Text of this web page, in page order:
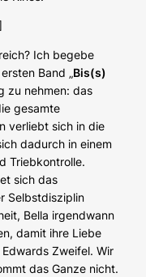
Ich begebe
Band „Bis(s)
zu nehmen: das
gesamte
verliebt sich in die
dadurch in einem
Triebkontrolle.
sich das
Selbstdisziplin
Bella irgendwann
damit ihre Liebe
Zweifel. Wir
das Ganze nicht.